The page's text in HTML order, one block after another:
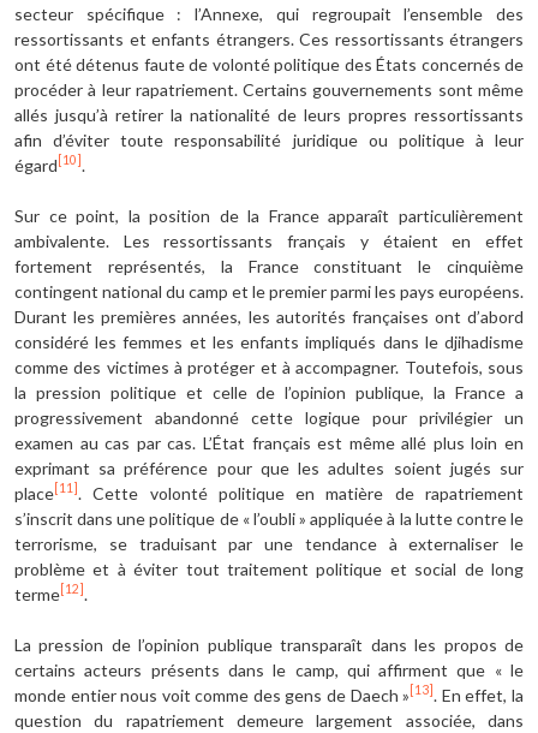
secteur spécifique : l’Annexe, qui regroupait l’ensemble des
ressortissants et enfants étrangers. Ces ressortissants étrangers
ont été détenus faute de volonté politique des États concernés de
procéder à leur rapatriement. Certains gouvernements sont même
allés jusqu’à retirer la nationalité de leurs propres ressortissants
afin d’éviter toute responsabilité juridique ou politique à leur
égard [10] .
Sur ce point, la position de la France apparaît particulièrement
ambivalente. Les ressortissants français y étaient en effet
fortement représentés, la France constituant le cinquième
contingent national du camp et le premier parmi les pays européens.
Durant les premières années, les autorités françaises ont d’abord
considéré les femmes et les enfants impliqués dans le djihadisme
comme des victimes à protéger et à accompagner. Toutefois, sous
la pression politique et celle de l’opinion publique, la France a
progressivement abandonné cette logique pour privilégier un
examen au cas par cas. L’État français est même allé plus loin en
exprimant sa préférence pour que les adultes soient jugés sur
place [11] . Cette volonté politique en matière de rapatriement
s’inscrit dans une politique de « l’oubli » appliquée à la lutte contre le
terrorisme, se traduisant par une tendance à externaliser le
problème et à éviter tout traitement politique et social de long
terme [12] .
La pression de l’opinion publique transparaît dans les propos de
certains acteurs présents dans le camp, qui affirment que « le
monde entier nous voit comme des gens de Daech » [13] . En effet, la
question du rapatriement demeure largement associée, dans